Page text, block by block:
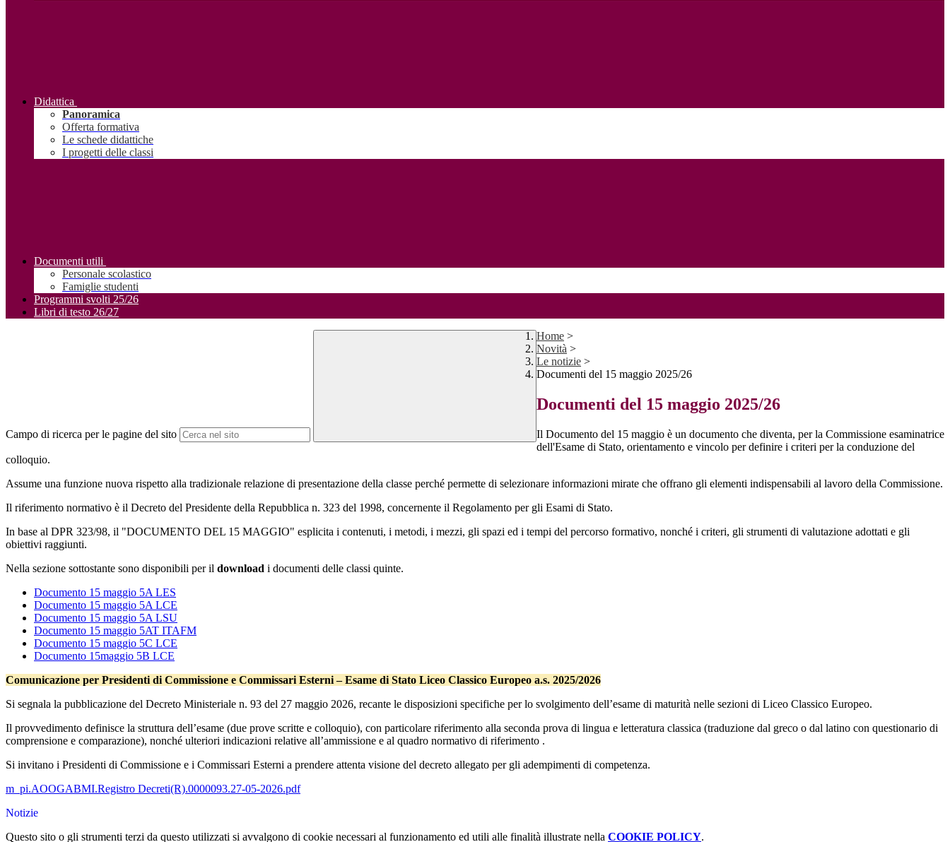
Didattica
Panoramica
Offerta formativa
Le schede didattiche
I progetti delle classi
Documenti utili
Personale scolastico
Famiglie studenti
Programmi svolti 25/26
Libri di testo 26/27
Campo di ricerca per le pagine del sito
Home >
Novità >
Le notizie >
Documenti del 15 maggio 2025/26
Documenti del 15 maggio 2025/26
Il Documento del 15 maggio è un documento che diventa, per la Commissione esaminatrice
dell'Esame di Stato, orientamento e vincolo per definire i criteri per la conduzione del
colloquio.
Assume una funzione nuova rispetto alla tradizionale relazione di presentazione della classe perché permette di selezionare informazioni mirate che offrano gli elementi indispensabili al lavoro della Commissione.
Il riferimento normativo è il Decreto del Presidente della Repubblica n. 323 del 1998, concernente il Regolamento per gli Esami di Stato.
In base al DPR 323/98, il "DOCUMENTO DEL 15 MAGGIO" esplicita i contenuti, i metodi, i mezzi, gli spazi ed i tempi del percorso formativo, nonché i criteri, gli strumenti di valutazione adottati e gli
obiettivi raggiunti.
Nella sezione sottostante sono disponibili per il download i documenti delle classi quinte.
Documento 15 maggio 5A LES
Documento 15 maggio 5A LCE
Documento 15 maggio 5A LSU
Documento 15 maggio 5AT ITAFM
Documento 15 maggio 5C LCE
Documento 15maggio 5B LCE
Comunicazione per Presidenti di Commissione e Commissari Esterni – Esame di Stato Liceo Classico Europeo a.s. 2025/2026
Si segnala la pubblicazione del Decreto Ministeriale n. 93 del 27 maggio 2026, recante le disposizioni specifiche per lo svolgimento dell’esame di maturità nelle sezioni di Liceo Classico Europeo.
Il provvedimento definisce la struttura dell’esame (due prove scritte e colloquio), con particolare riferimento alla seconda prova di lingua e letteratura classica (traduzione dal greco o dal latino con questionario di
comprensione e comparazione), nonché ulteriori indicazioni relative all’ammissione e al quadro normativo di riferimento .
Si invitano i Presidenti di Commissione e i Commissari Esterni a prendere attenta visione del decreto allegato per gli adempimenti di competenza.
m_pi.AOOGABMI.Registro Decreti(R).0000093.27-05-2026.pdf
Notizie
Questo sito o gli strumenti terzi da questo utilizzati si avvalgono di cookie necessari al funzionamento ed utili alle finalità illustrate nella COOKIE POLICY.